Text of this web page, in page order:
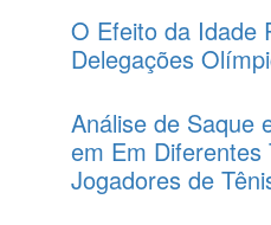
O Efeito da Idade
Delegações
Análise de Saque
em Em
Jogadores de